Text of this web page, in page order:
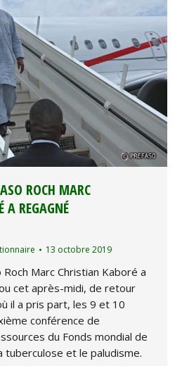
ROCH MARC
A REGAGNÉ
13 octobre 2019
Marc Christian Kaboré a
cet après-midi, de retour
il a pris part, les 9 et 10
conférence de
du Fonds mondial de
tuberculose et le paludisme.